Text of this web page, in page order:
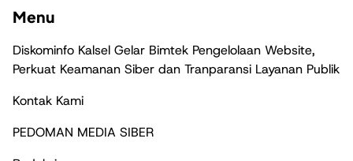
Menu
Diskominfo Kalsel Gelar Bimtek Pengelolaan Website,
Perkuat Keamanan Siber dan Tranparansi Layanan Publik
Kontak Kami
PEDOMAN MEDIA SIBER